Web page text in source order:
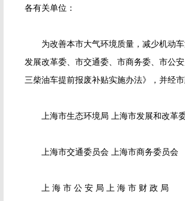
各有关单位：
为改善本市大气环境质量，减少机动车
发展改革委、市交通委、市商务委、市公
三柴油车提前报废补贴实施办法》，并经
上海市生态环境局 上海市发展和改革
上海市交通委员会 上海市商务委员会
上 海 市 公 安 局 上 海 市 财 政 局